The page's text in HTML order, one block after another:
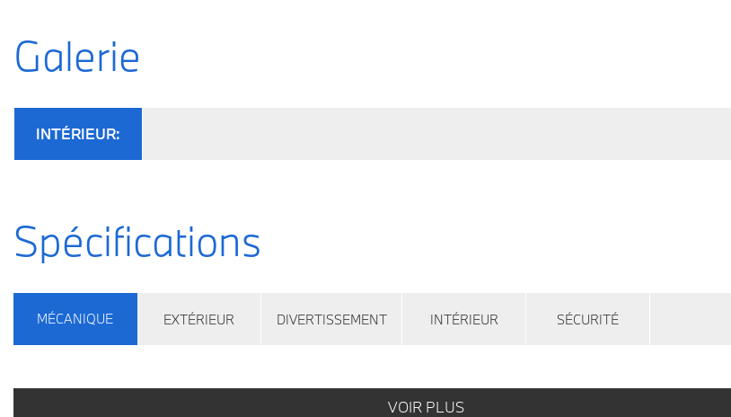
Galerie
INTÉRIEUR:
Spécifications
MÉCANIQUE EXTÉRIEUR DIVERTISSEMENT INTÉRIEUR SÉCURITÉ
VOIR PLUS